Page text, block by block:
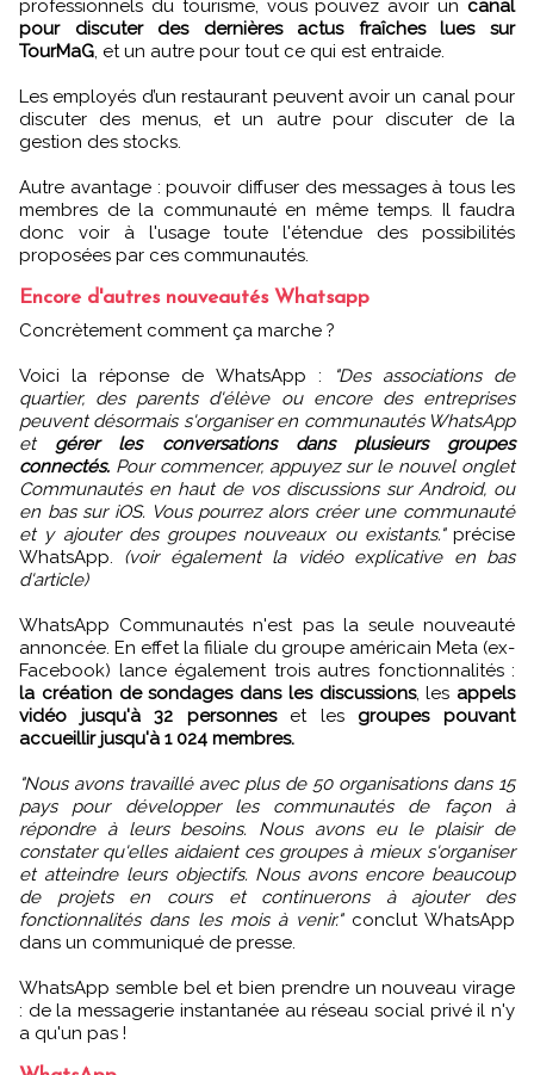
professionnels du tourisme, vous pouvez avoir un canal
pour discuter des dernières actus fraîches lues sur
TourMaG , et un autre pour tout ce qui est entraide.
Les employés d’un restaurant peuvent avoir un canal pour
discuter des menus, et un autre pour discuter de la
gestion des stocks.
Autre avantage : pouvoir diffuser des messages à tous les
membres de la communauté en même temps. Il faudra
donc voir à l'usage toute l'étendue des possibilités
proposées par ces communautés.
Encore d'autres nouveautés Whatsapp
Concrètement comment ça marche ?
Voici la réponse de WhatsApp :
"Des associations de
quartier, des parents d'élève ou encore des entreprises
peuvent désormais s'organiser en communautés WhatsApp
etgérer les conversations dans plusieurs groupes
connectés. Pour commencer, appuyez sur le nouvel onglet
Communautés en haut de vos discussions sur Android, ou
en bas sur iOS. Vous pourrez alors créer une communauté
et y ajouter des groupes nouveaux ou existants."précise
WhatsApp. (voir également la vidéo explicative en bas
d'article)
WhatsApp Communautés n'est pas la seule nouveauté
annoncée. En effet la filiale du groupe américain Meta (ex-
Facebook) lance également trois autres fonctionnalités :
la création de sondages dans les discussions, les appels
vidéo jusqu'à 32 personneset les groupes pouvant
accueillir jusqu'à 1 024 membres.
"Nous avons travaillé avec plus de 50 organisations dans 15
pays pour développer les communautés de façon à
répondre à leurs besoins. Nous avons eu le plaisir de
constater qu'elles aidaient ces groupes à mieux s'organiser
et atteindre leurs objectifs. Nous avons encore beaucoup
de projets en cours et continuerons à ajouter des
fonctionnalités dans les mois à venir."conclut WhatsApp
dans un communiqué de presse.
WhatsApp semble bel et bien prendre un nouveau virage
: de la messagerie instantanée au réseau social privé il n'y
a qu'un pas !